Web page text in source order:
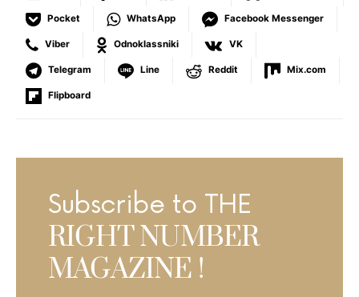
Pocket WhatsApp Facebook Messenger
Viber Odnoklassniki VK
Telegram Line Reddit Mix.com
Flipboard
Subscribe to THE
RIGHT NUMBER
MAGAZINE !